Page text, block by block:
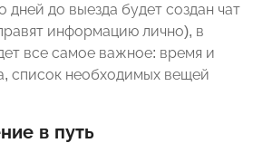
дней до выезда будет создан чат
информацию лично), в
все самое важное: время и
список необходимых вещей
в путь